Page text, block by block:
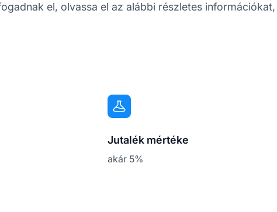
el, olvassa el az alábbi részletes
Jutalék mértéke
akár 5%